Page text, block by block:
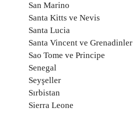
San Marino
Santa Kitts ve Nevis
Santa Lucia
Santa Vincent ve Grenadinler
Sao Tome ve Principe
Senegal
Seyşeller
Sırbistan
Sierra Leone